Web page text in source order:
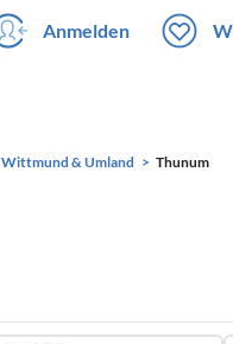
Anmelden
Wittmund & Umland Thunum